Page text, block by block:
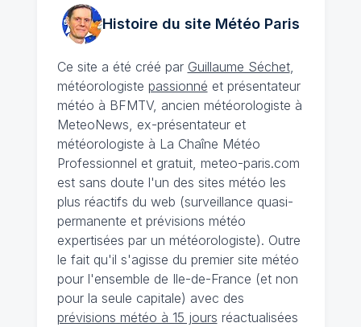
Histoire du site MétéoParis
Ce site a été créé par Guillaume Séchet,
météorologiste passionné et présentateur
météo à BFMTV, ancien météorologiste à
MeteoNews, ex-présentateur et
météorologiste à La Chaîne Météo
Professionnel et gratuit, meteo-paris.com
est sans doute l'un des sites météo les
plus réactifs du web (surveillance quasi-
permanente et prévisions météo
expertisées par un météorologiste). Outre
le fait qu'il s'agisse du premier site météo
pour l'ensemble de Ile-de-France (et non
pour la seule capitale) avec des
prévisions météo à 15 jours réactualisées